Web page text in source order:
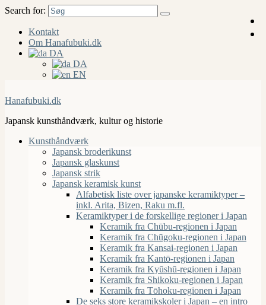
Search for:
Kontakt
Om Hanafubuki.dk
DA
DA
EN
Hanafubuki.dk
Japansk kunsthåndværk, kultur og historie
Kunsthåndværk
Japansk broderikunst
Japansk glaskunst
Japansk strik
Japansk keramisk kunst
Alfabetisk liste over japanske keramiktyper –
inkl. Arita, Bizen, Raku m.fl.
Keramiktyper i de forskellige regioner i Japan
Keramik fra Chūbu-regionen i Japan
Keramik fra Chūgoku-regionen i Japan
Keramik fra Kansai-regionen i Japan
Keramik fra Kantō-regionen i Japan
Keramik fra Kyūshū-regionen i Japan
Keramik fra Shikoku-regionen i Japan
Keramik fra Tōhoku-regionen i Japan
De seks store keramikskoler i Japan – en intro